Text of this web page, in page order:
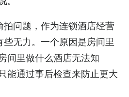
问题，作为连锁酒店经营
无力。一个原因是房间里
间里做什么酒店无法知
能通过事后检查来防止更大